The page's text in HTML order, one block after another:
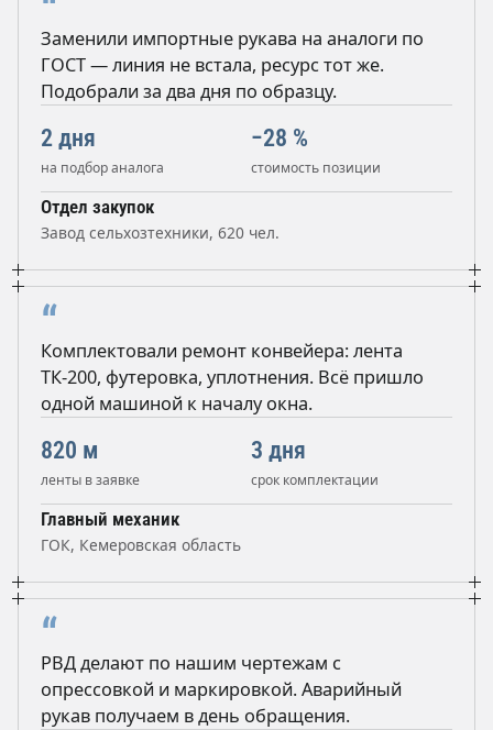
“
Заменили импортные рукава на аналоги по
ГОСТ — линия не встала, ресурс тот же.
Подобрали за два дня по образцу.
2 дня
на подбор аналога
−28 %
стоимость позиции
Отдел закупок
Завод сельхозтехники, 620 чел.
“
Комплектовали ремонт конвейера: лента
ТК-200, футеровка, уплотнения. Всё пришло
одной машиной к началу окна.
820 м
ленты в заявке
3 дня
срок комплектации
Главный механик
ГОК, Кемеровская область
“
РВД делают по нашим чертежам с
опрессовкой и маркировкой. Аварийный
рукав получаем в день обращения.